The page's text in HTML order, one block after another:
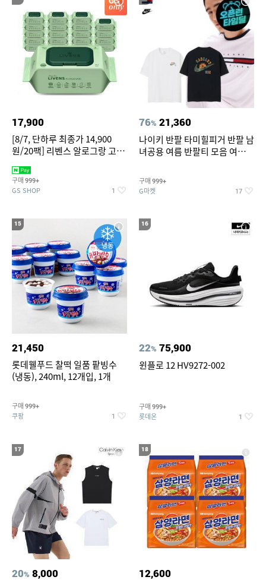
17,900
[8/7, 단하루 최종가 14,900
원/20팩] 리벤스 알로그랑 고평
구매 999+
GS SHOP 1
76% 21,360
나이키 반팔 타미힐피거 반팔 남
녀공용 여름 반팔티 모음 여름
구매 999+
G마켓 17
15
21,450
롯데웰푸드 찰떡 일품 팥빙수
(냉동), 240ml, 12개입, 1개
구매 999+
쿠팡 1
16
22% 75,900
윈플로 12 HV9272-002
구매 999+
롯데온 1
17
20% 8,000
18
12,600